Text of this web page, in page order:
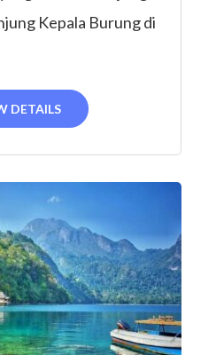
Kepala Burung di
DETAILS